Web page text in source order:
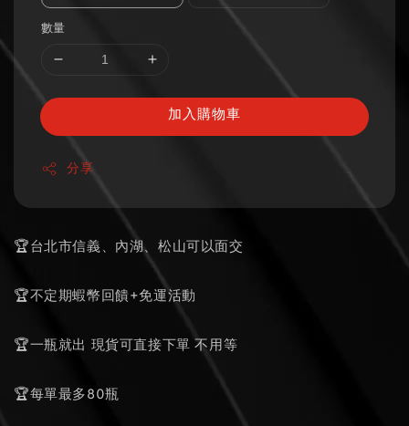
數量
加入購物車
分享
🏆台北市信義、內湖、松山可以面交
🏆不定期蝦幣回饋+免運活動
🏆一瓶就出 現貨可直接下單 不用等
🏆每單最多80瓶